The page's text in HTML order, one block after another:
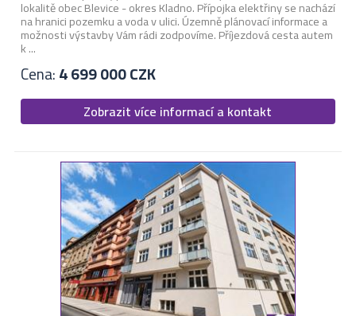
lokalitě obec Blevice - okres Kladno. Přípojka elektřiny se nachází
na hranici pozemku a voda v ulici. Územně plánovací informace a
možnosti výstavby Vám rádi zodpovíme. Příjezdová cesta autem
k ...
Cena:4 699 000 CZK
Zobrazit více informací a kontakt